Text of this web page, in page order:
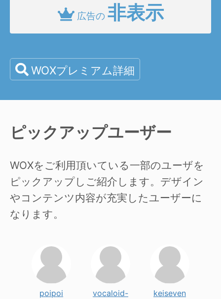
広告の 非表示
WOXプレミアム詳細
ピックアップユーザー
WOXをご利用頂いている一部のユーザを
ピックアップしご紹介します。デザイン
やコンテンツ内容が充実したユーザーに
なります。
poipoi
vocaloid-
keiseven